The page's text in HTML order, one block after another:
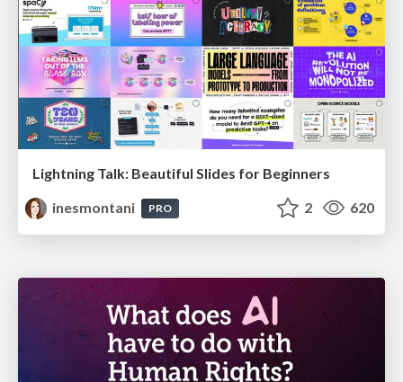
Lightning Talk: Beautiful Slides for Beginners
inesmontani
PRO 2 620